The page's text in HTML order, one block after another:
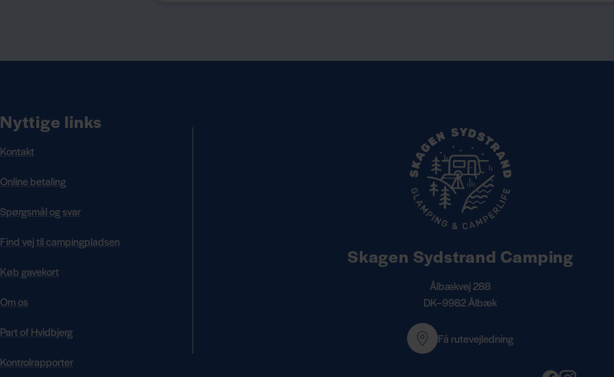
Nyttige links
Kontakt
Online betaling
Spørgsmål og svar
Find vej til campingpladsen
Køb gavekort
Om os
Part of Hvidbjerg
Kontrolrapporter
Skagen Sydstrand Camping
Ålbækvej 288
DK–9982 Ålbæk
Få rutevejledning